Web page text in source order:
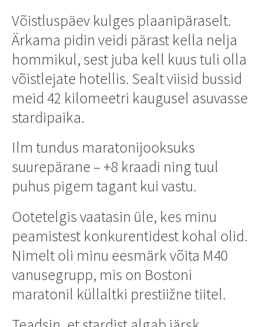
Võistluspäev kulges plaanipäraselt.
Ärkama pidin veidi pärast kella nelja
hommikul, sest juba kell kuus tuli olla
võistlejate hotellis. Sealt viisid bussid
meid 42 kilomeetri kaugusel asuvasse
stardipaika.
Ilm tundus maratonijooksuks
suurepärane – +8 kraadi ning tuul
puhus pigem tagant kui vastu.
Ootetelgis vaatasin üle, kes minu
peamistest konkurentidest kohal olid.
Nimelt oli minu eesmärk võita M40
vanusegrupp, mis on Bostoni
maratonil küllaltki prestiižne tiitel.